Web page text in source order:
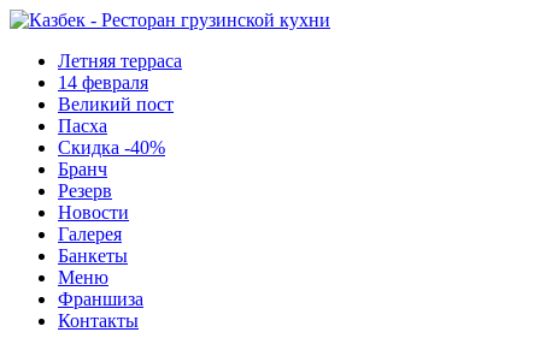
Летняя терраса
14 февраля
Великий пост
Пасха
Скидка -40%
Бранч
Резерв
Новости
Галерея
Банкеты
Меню
Франшиза
Контакты